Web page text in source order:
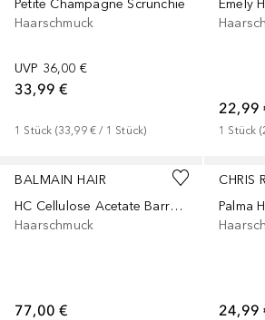
Petite Champagne Scrunchie
Haarschmuck
UVP 36,00 €
33,99 €
1 Stück (33,99 € / 1 Stück)
Emely
22,99
1 Stück (
BALMAIN HAIR
HC Cellulose Acetate Barrette pour Cheveux Large Black
Haarschmuck
77,00 €
CHRIS
Palma
24,99